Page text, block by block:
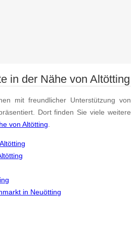
in der Nähe von Altötting
mit freundlicher Unterstützung von
Dort finden Sie viele weitere
von Altötting
in Neuötting